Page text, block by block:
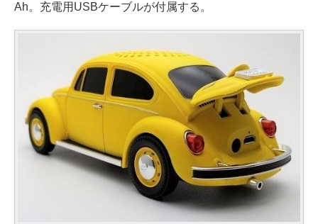
Ah。充電用USBケーブルが付属する。